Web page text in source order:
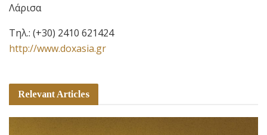
Λάρισα
Τηλ.: (+30) 2410 621424
http://www.doxasia.gr
Relevant Articles